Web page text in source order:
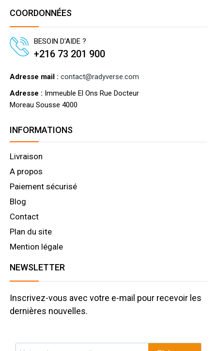
COORDONNÉES
BESOIN D'AIDE ?
+216 73 201 900
Adresse mail : contact@radyverse.com
Adresse : Immeuble El Ons Rue Docteur
Moreau Sousse 4000
INFORMATIONS
Livraison
A propos
Paiement sécurisé
Blog
Contact
Plan du site
Mention légale
NEWSLETTER
Inscrivez-vous avec votre e-mail pour recevoir les
dernières nouvelles.